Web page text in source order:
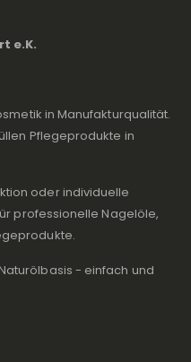
e.K.
in Manufakturqualität.
Pflegeprodukte in
oder individuelle
professionelle Nagelöle,
- einfach und